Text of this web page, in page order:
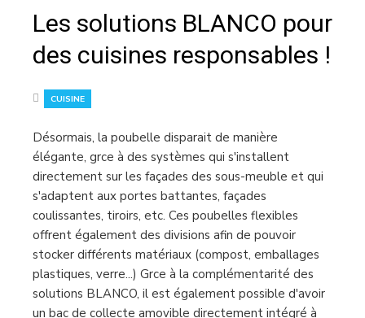
Les solutions BLANCO pour
des cuisines responsables !
CUISINE
Désormais, la poubelle disparait de manière
élégante, grce à des systèmes qui s'installent
directement sur les façades des sous-meuble et qui
s'adaptent aux portes battantes, façades
coulissantes, tiroirs, etc. Ces poubelles flexibles
offrent également des divisions afin de pouvoir
stocker différents matériaux (compost, emballages
plastiques, verre...) Grce à la complémentarité des
solutions BLANCO, il est également possible d'avoir
un bac de collecte amovible directement intégré à